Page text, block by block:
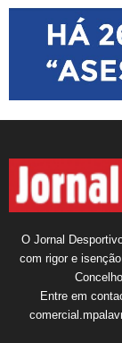
O Jornal
com rigor e
Entre em